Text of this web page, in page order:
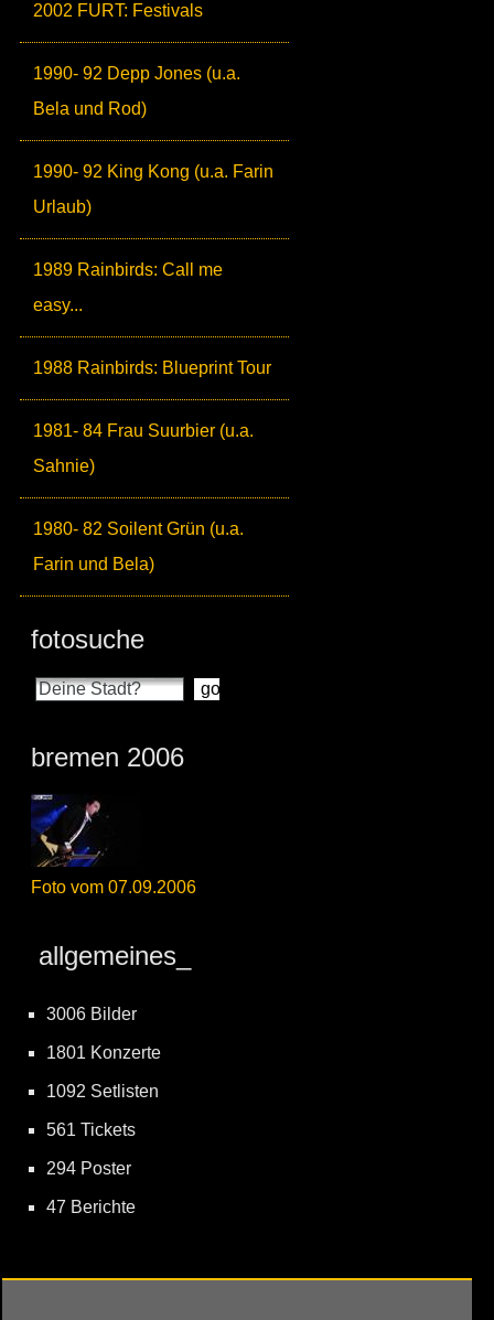
2002 FURT: Festivals
1990- 92 Depp Jones (u.a.
Bela und Rod)
1990- 92 King Kong (u.a. Farin
Urlaub)
1989 Rainbirds: Call me
easy...
1988 Rainbirds: Blueprint Tour
1981- 84 Frau Suurbier (u.a.
Sahnie)
1980- 82 Soilent Grün (u.a.
Farin und Bela)
fotosuche
bremen 2006
Foto vom 07.09.2006
allgemeines_
3006 Bilder
1801 Konzerte
1092 Setlisten
561 Tickets
294 Poster
47 Berichte